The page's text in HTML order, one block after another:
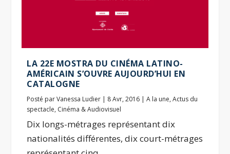
LA 22E MOSTRA DU CINÉMA LATINO-
AMÉRICAIN S’OUVRE AUJOURD’HUI EN
CATALOGNE
Posté parVanessa Ludier | 8 Avr, 2016 |A la une,Actus du
spectacle, Cinéma & Audiovisuel
Dix longs-métrages représentant dix
nationalités différentes, dix court-métrages